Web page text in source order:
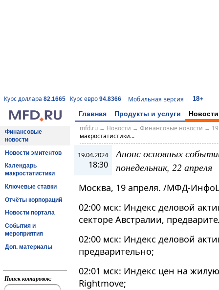
Курс доллара 82.1665 Курс евро 94.8366 Мобильная версия 18+
Главная Продукты и услуги Новости
Финансовые
новости
Новости эмитентов
Календарь
макростатистики
Ключевые ставки
Отчёты корпораций
Новости портала
События и
мероприятия
Доп. материалы
Поиск котировок:
mfd.ru→ Новости → Финансовые новости →
макростатистики...
19.04.2024
18:30
Анонс основных
понедельник, 22 апреля
Москва, 19 апреля. /МФД-
02:00 мск: Индекс деловой
секторе Австралии,
02:00 мск: Индекс деловой
предварительно;
02:01 мск: Индекс цен на
Rightmove;